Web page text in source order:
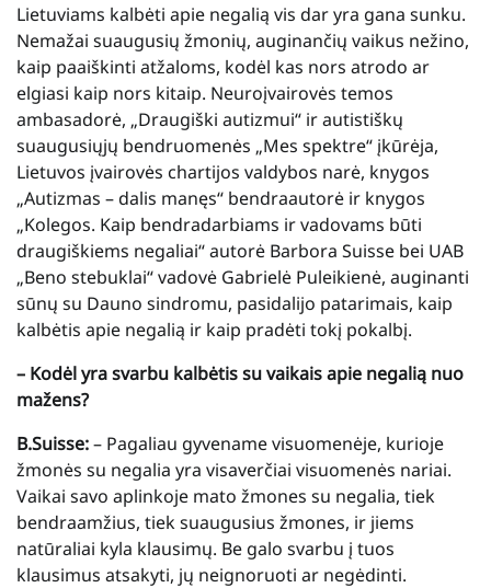
Lietuviams kalbėti apie negalią vis dar yra gana sunku.
Nemažai suaugusių žmonių, auginančių vaikus nežino,
kaip paaiškinti atžaloms, kodėl kas nors atrodo ar
elgiasi kaip nors kitaip. Neuroįvairovės temos
ambasadorė, „Draugiški autizmui“ ir autistiškų
suaugusiųjų bendruomenės „Mes spektre“ įkūrėja,
Lietuvos įvairovės chartijos valdybos narė, knygos
„Autizmas – dalis manęs“ bendraautorė ir knygos
„Kolegos. Kaip bendradarbiams ir vadovams būti
draugiškiems negaliai“ autorė Barbora Suisse bei UAB
„Beno stebuklai“ vadovė Gabrielė Puleikienė, auginanti
sūnų su Dauno sindromu, pasidalijo patarimais, kaip
kalbėtis apie negalią ir kaip pradėti tokį pokalbį.
– Kodėl yra svarbu kalbėtis su vaikais apie negalią nuo
mažens?
B.Suisse:– Pagaliau gyvename visuomenėje, kurioje
žmonės su negalia yra visaverčiai visuomenės nariai.
Vaikai savo aplinkoje mato žmones su negalia, tiek
bendraamžius, tiek suaugusius žmones, ir jiems
natūraliai kyla klausimų. Be galo svarbu į tuos
klausimus atsakyti, jų neignoruoti ar negėdinti.